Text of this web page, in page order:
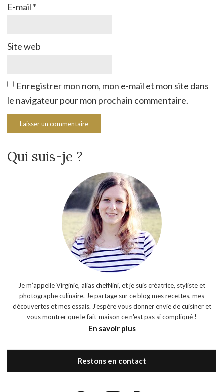
E-mail *
Site web
Enregistrer mon nom, mon e-mail et mon site dans
le navigateur pour mon prochain commentaire.
Qui suis-je ?
Je m’appelle Virginie, alias chefNini, et je suis créatrice, styliste et
photographe culinaire. Je partage sur ce blog mes recettes, mes
découvertes et mes essais. J'espère vous donner envie de cuisiner et
vous montrer que le fait-maison ce n'est pas si compliqué !
En savoir plus
Restons en contact